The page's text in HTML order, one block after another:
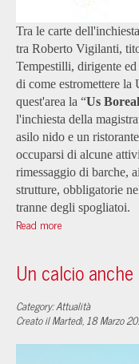
Tra le carte
tra Roberto Vigilanti,
Tempestilli, dirigente
di come estromettere
quest'area la “Us
l'inchiesta della
asilo nido e un
occuparsi di alcune
rimessaggio di barche,
strutture, obbligatorie
tranne degli spogliatoi.
Read more
Un calcio anche
Category: Attualità
Creato il Martedì, 18 Marzo